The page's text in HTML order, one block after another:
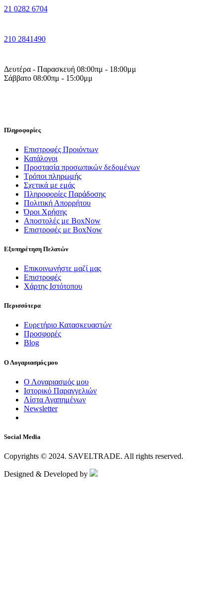
21 0282 6704
210 2841490
Δευτέρα - Παρασκευή 08:00πμ - 18:00μμ
Σάββατο 08:00πμ - 15:00μμ
Πληροφορίες
Επιστροφές Προιόντων
Κατάλογοι
Προστασία προσωπικών δεδομένων
Τρόποι πληρωμής
Σχετικά με εμάς
Πληροφορίες Παράδοσης
Πολιτική Απορρήτου
Όροι Χρήσης
Αποστολές με BoxNow
Επιστροφές με BoxNow
Εξυπηρέτηση Πελατών
Επικοινωνήστε μαζί μας
Επιστροφές
Χάρτης Ιστότοπου
Περισσότερα
Ευρετήριο Κατασκευαστών
Προσφορές
Blog
Ο Λογαριασμός μου
Ο Λογαριασμός μου
Ιστορικό Παραγγελιών
Λίστα Αγαπημένων
Newsletter
Social Media
Copyrights © 2024. SAVELTRADE. All rights reserved.
Designed & Developed by